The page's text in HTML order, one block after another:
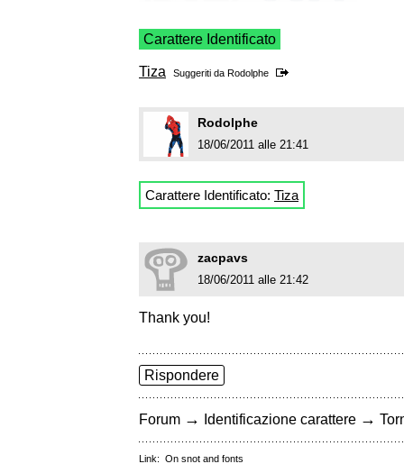
Carattere Identificato
Tiza Suggeriti da Rodolphe
Rodolphe
18/06/2011 alle 21:41
Carattere Identificato: Tiza
zacpavs
18/06/2011 alle 21:42
Thank you!
Rispondere
Forum → Identificazione carattere →
Link: On snot and fonts